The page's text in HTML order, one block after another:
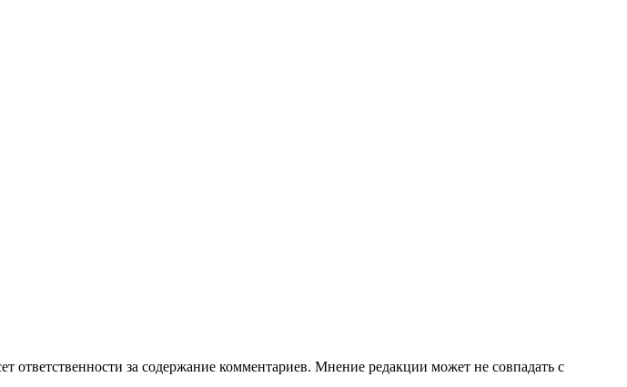
ответственности за содержание комментариев. Мнение редакции может не совпадать с